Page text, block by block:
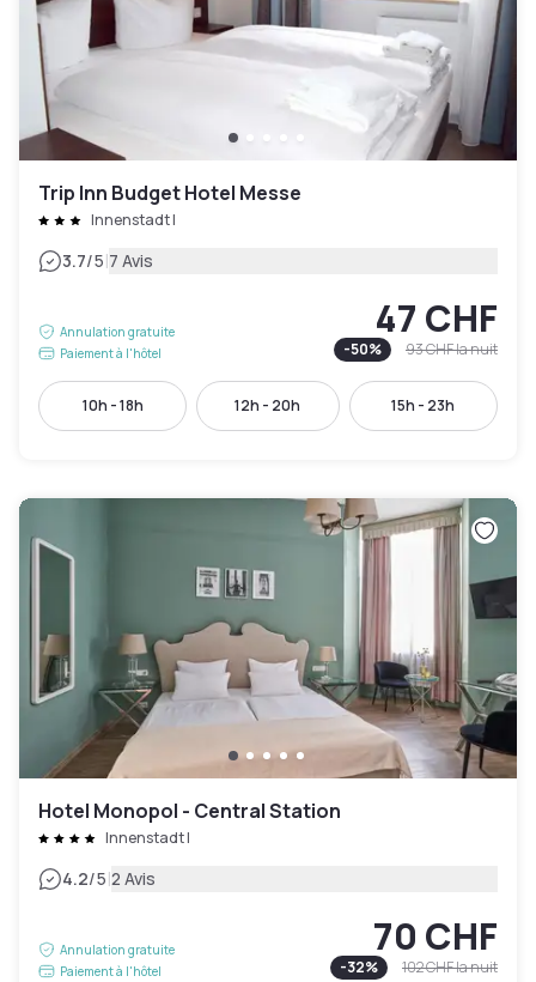
Trip Inn Budget Hotel Messe
Innenstadt I
3.7/5|7 Avis
Annulation gratuite
Paiement à l'hôtel
47 CHF
-50% 93 CHFla nuit
10h - 18h 12h - 20h 15h - 23h
Hotel Monopol - Central Station
Innenstadt I
4.2/5|2 Avis
Annulation gratuite
Paiement à l'hôtel
70 CHF
-32% 102 CHFla nuit